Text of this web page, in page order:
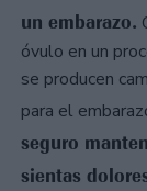
un embarazo.
óvulo en un
se producen
para el
seguro
sientas